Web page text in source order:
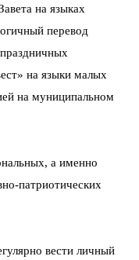
на языках
перевод
на языки малых
на муниципальном
а именно
патриотических
вести личный